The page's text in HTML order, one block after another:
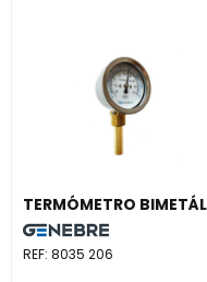
REF: 8035 206